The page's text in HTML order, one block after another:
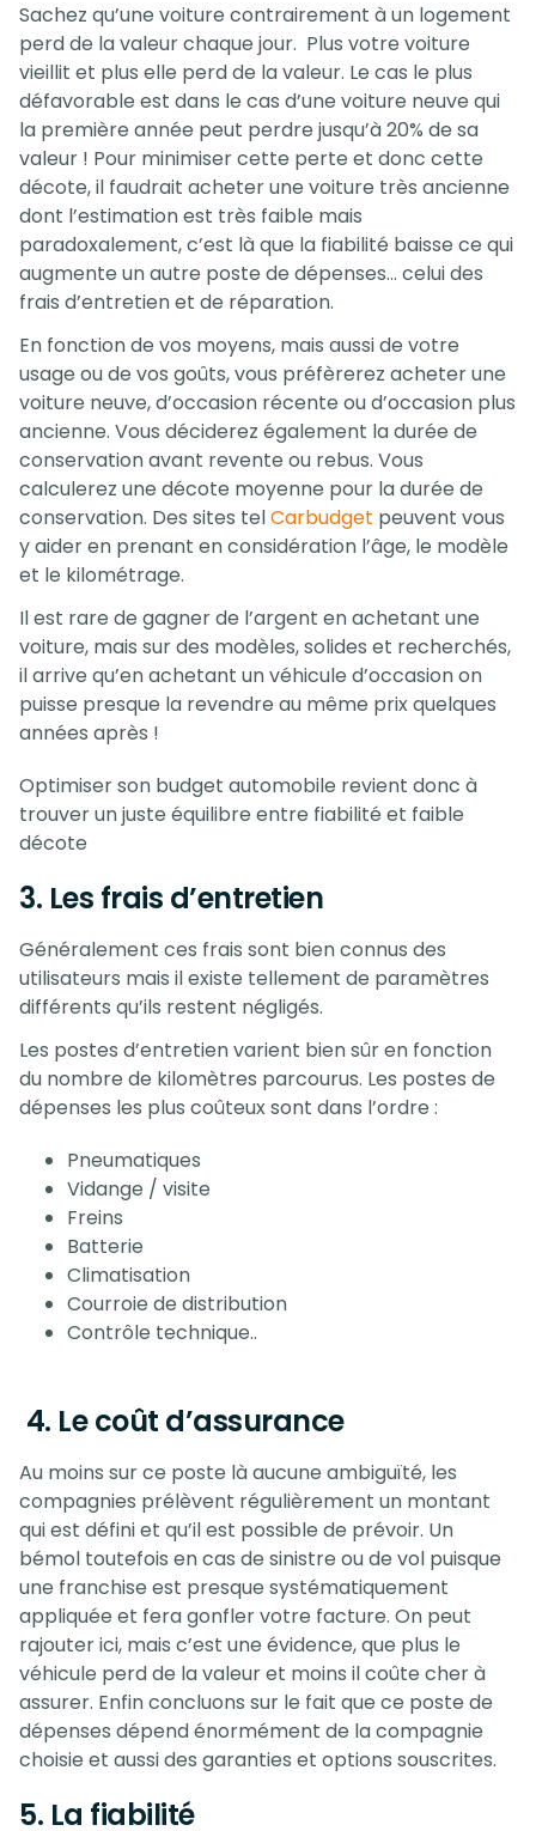
Sachez qu’une voiture contrairement à un logement
perd de la valeur chaque jour. Plus votre voiture
vieillit et plus elle perd de la valeur. Le cas le plus
défavorable est dans le cas d’une voiture neuve qui
la première année peut perdre jusqu’à 20% de sa
valeur ! Pour minimiser cette perte et donc cette
décote, il faudrait acheter une voiture très ancienne
dont l’estimation est très faible mais
paradoxalement, c’est là que la fiabilité baisse ce qui
augmente un autre poste de dépenses… celui des
frais d’entretien et de réparation.
En fonction de vos moyens, mais aussi de votre
usage ou de vos goûts, vous préfèrerez acheter une
voiture neuve, d’occasion récente ou d’occasion plus
ancienne. Vous déciderez également la durée de
conservation avant revente ou rebus. Vous
calculerez une décote moyenne pour la durée de
conservation. Des sites telCarbudget peuvent vous
y aider en prenant en considération l’âge, le modèle
et le kilométrage.
Il est rare de gagner de l’argent en achetant une
voiture, mais sur des modèles, solides et recherchés,
il arrive qu’en achetant un véhicule d’occasion on
puisse presque la revendre au même prix quelques
années après !
Optimiser son budget automobile revient donc à
trouver un juste équilibre entre fiabilité et faible
décote
3. Les frais d’entretien
Généralement ces frais sont bien connus des
utilisateurs mais il existe tellement de paramètres
différents qu’ils restent négligés.
Les postes d’entretien varient bien sûr en fonction
du nombre de kilomètres parcourus. Les postes de
dépenses les plus coûteux sont dans l’ordre :
Pneumatiques
Vidange / visite
Freins
Batterie
Climatisation
Courroie de distribution
Contrôle technique..
4. Le coût d’assurance
Au moins sur ce poste là aucune ambiguïté, les
compagnies prélèvent régulièrement un montant
qui est défini et qu’il est possible de prévoir. Un
bémol toutefois en cas de sinistre ou de vol puisque
une franchise est presque systématiquement
appliquée et fera gonfler votre facture. On peut
rajouter ici, mais c’est une évidence, que plus le
véhicule perd de la valeur et moins il coûte cher à
assurer. Enfin concluons sur le fait que ce poste de
dépenses dépend énormément de la compagnie
choisie et aussi des garanties et options souscrites.
5. La fiabilité